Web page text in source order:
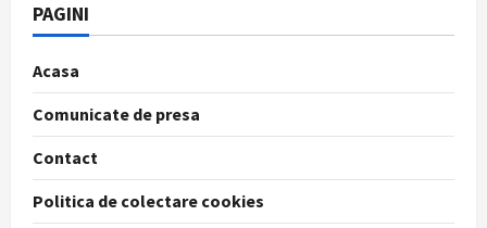
PAGINI
Acasa
Comunicate de presa
Contact
Politica de colectare cookies